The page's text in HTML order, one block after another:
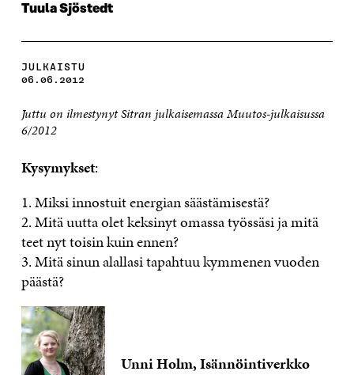
Tuula Sjöstedt
JULKAISTU
06.06.2012
Juttu on ilmestynyt Sitran julkaisemassa Muutos-julkaisussa
6/2012
Kysymykset:
1. Miksi innostuit energian säästämisestä?
2. Mitä uutta olet keksinyt omassa työssäsi ja mitä
teet nyt toisin kuin ennen?
3. Mitä sinun alallasi tapahtuu kymmenen vuoden
päästä?
Unni Holm, Isännöintiverkko